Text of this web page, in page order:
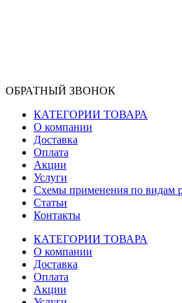
ОБРАТНЫЙ ЗВОНОК
КАТЕГОРИИ ТОВАРА
О компании
Доставка
Оплата
Акции
Услуги
Схемы применения по видам
Статьи
Контакты
КАТЕГОРИИ ТОВАРА
О компании
Доставка
Оплата
Акции